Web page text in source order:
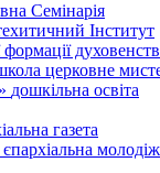
Семінарія
Інститут
формації
церковне
дошкільна освіта
газета
єпархіальна